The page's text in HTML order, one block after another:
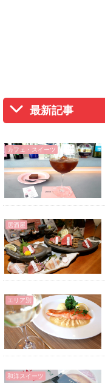
最新記事
カフェ・スイーツ
居酒屋
エリア別
和洋スイーツ